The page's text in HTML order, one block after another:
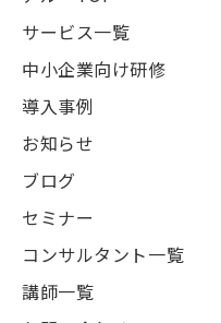
サービス一覧
中小企業向け研修
導入事例
お知らせ
ブログ
セミナー
コンサルタント一覧
講師一覧